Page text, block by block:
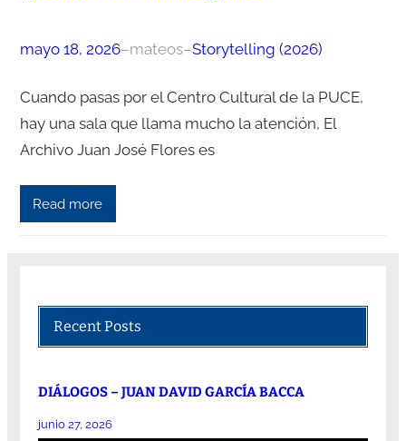
mayo 18, 2026–mateos–Storytelling (2026)
Cuando pasas por el Centro Cultural de la PUCE,
hay una sala que llama mucho la atención, El
Archivo Juan José Flores es
Read more
Recent Posts
DIÁLOGOS – JUAN DAVID GARCÍA BACCA
junio 27, 2026